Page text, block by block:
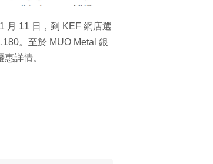
月 11 日，到 KEF 網店選
。至於 MUO Metal 銀
惠詳情。